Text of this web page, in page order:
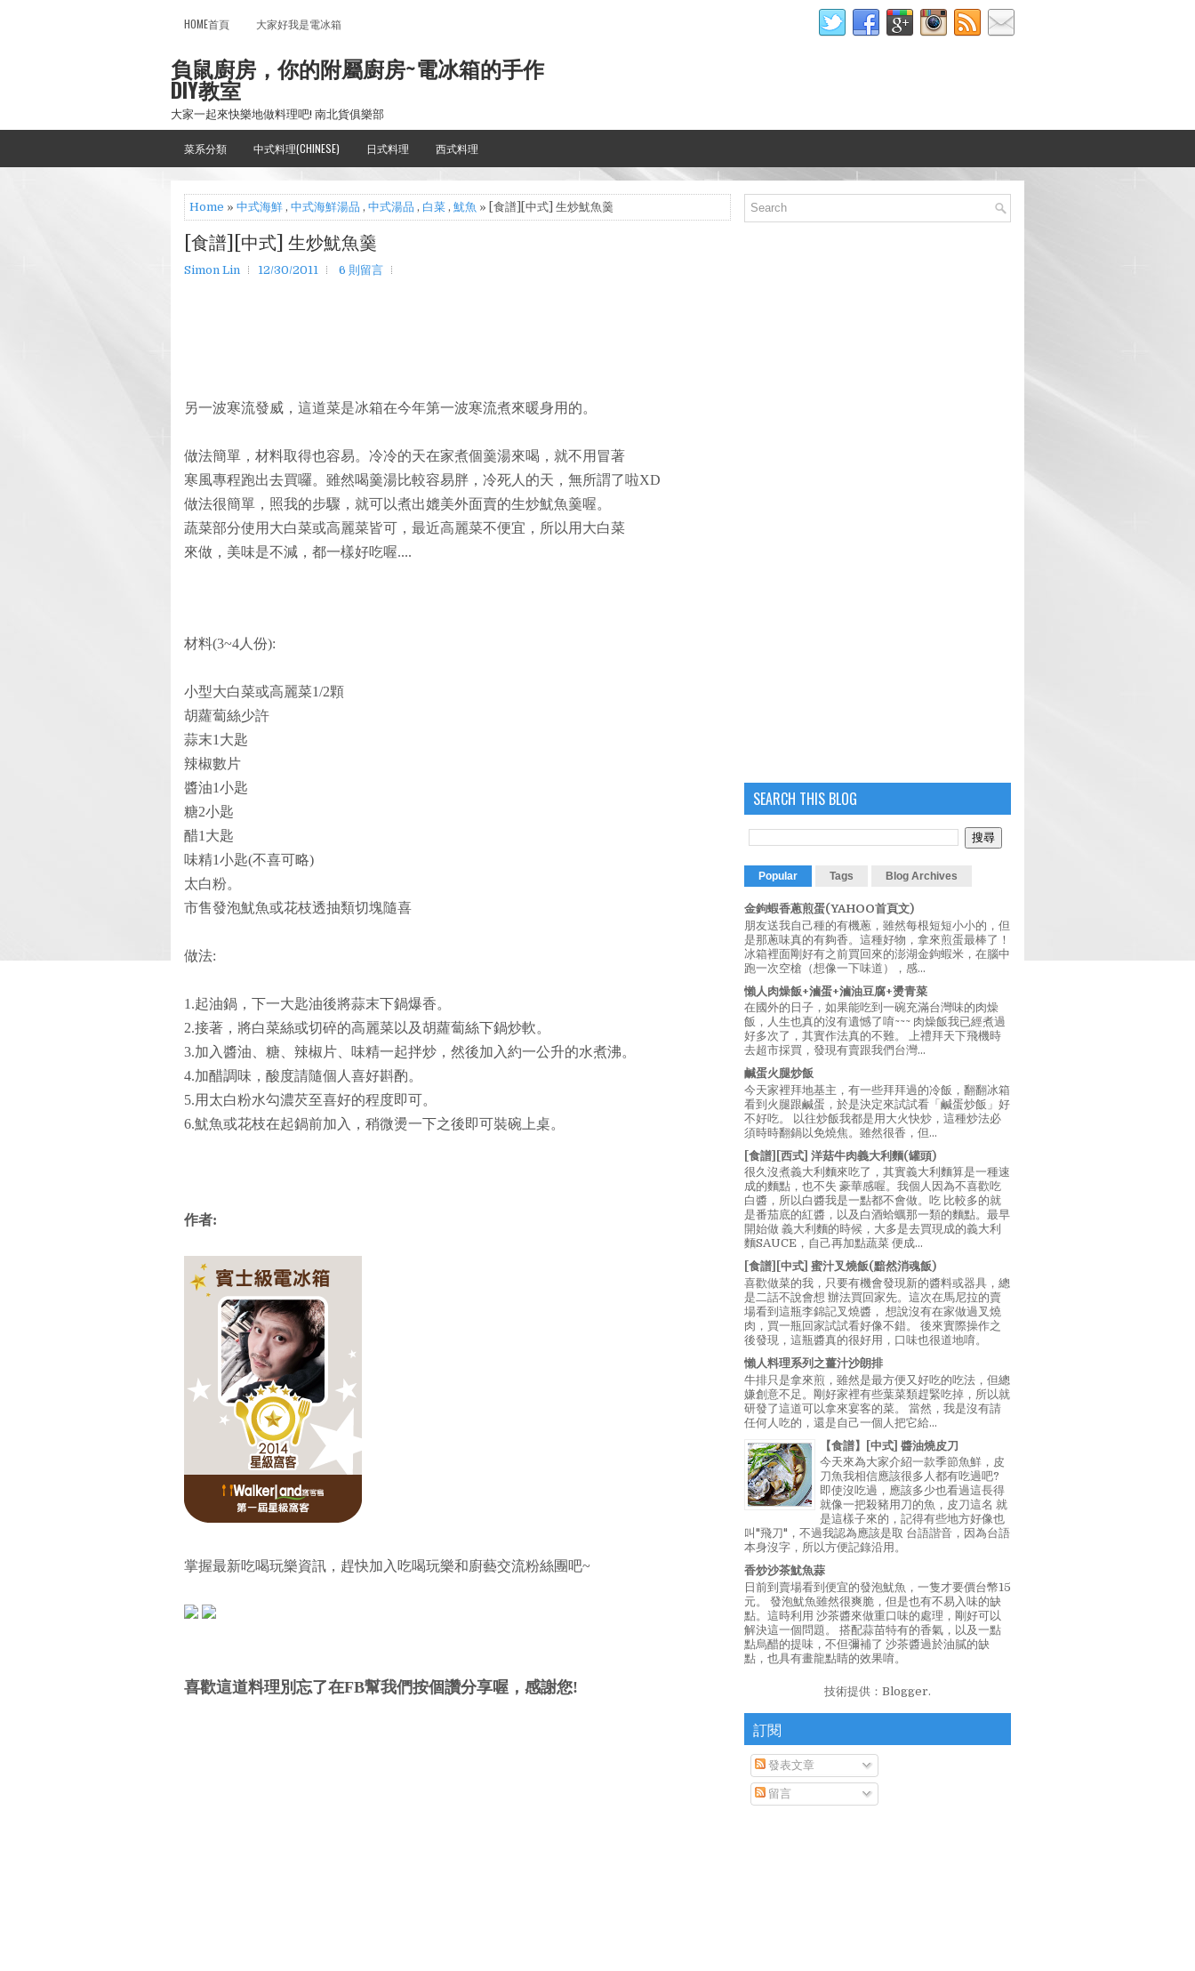
HOME首頁 大家好我是電冰箱
負鼠廚房，你的附屬廚房~電冰箱的手作
DIY教室
大家一起來快樂地做料理吧! 南北貨俱樂部
菜系分類 中式料理(CHINESE) 日式料理 西式料理
Home » 中式海鮮 , 中式海鮮湯品 , 中式湯品 , 白菜 , 魷魚 » [食譜][中式] 生炒魷魚羹
[食譜][中式] 生炒魷魚羹
Simon Lin 12/30/2011 6 則留言
另一波寒流發威，這道菜是冰箱在今年第一波寒流煮來暖身用的。
做法簡單，材料取得也容易。冷冷的天在家煮個羹湯來喝，就不用冒著
寒風專程跑出去買囉。雖然喝羹湯比較容易胖，冷死人的天，無所謂了啦XD
做法很簡單，照我的步驟，就可以煮出媲美外面賣的生炒魷魚羹喔。
蔬菜部分使用大白菜或高麗菜皆可，最近高麗菜不便宜，所以用大白菜
來做，美味是不減，都一樣好吃喔....
材料(3~4人份):
小型大白菜或高麗菜1/2顆
胡蘿蔔絲少許
蒜末1大匙
辣椒數片
醬油1小匙
糖2小匙
醋1大匙
味精1小匙(不喜可略)
太白粉。
市售發泡魷魚或花枝透抽類切塊隨喜
做法:
1.起油鍋，下一大匙油後將蒜末下鍋爆香。
2.接著，將白菜絲或切碎的高麗菜以及胡蘿蔔絲下鍋炒軟。
3.加入醬油、糖、辣椒片、味精一起拌炒，然後加入約一公升的水煮沸。
4.加醋調味，酸度請隨個人喜好斟酌。
5.用太白粉水勾濃芡至喜好的程度即可。
6.魷魚或花枝在起鍋前加入，稍微燙一下之後即可裝碗上桌。
作者:
掌握最新吃喝玩樂資訊，趕快加入吃喝玩樂和廚藝交流粉絲團吧~
喜歡這道料理別忘了在FB幫我們按個讚分享喔，感謝您!
SEARCH THIS BLOG
Popular Tags Blog Archives
金鉤蝦香蔥煎蛋(YAHOO首頁文)
朋友送我自己種的有機蔥，雖然每根短短小小的，但
是那蔥味真的有夠香。這種好物，拿來煎蛋最棒了！
冰箱裡面剛好有之前買回來的澎湖金鉤蝦米，在腦中
跑一次空槍（想像一下味道），感...
懶人肉燥飯+滷蛋+滷油豆腐+燙青菜
在國外的日子，如果能吃到一碗充滿台灣味的肉燥
飯，人生也真的沒有遺憾了唷~~~ 肉燥飯我已經煮過
好多次了，其實作法真的不難。 上禮拜天下飛機時
去超市採買，發現有賣跟我們台灣...
鹹蛋火腿炒飯
今天家裡拜地基主，有一些拜拜過的冷飯，翻翻冰箱
看到火腿跟鹹蛋，於是決定來試試看「鹹蛋炒飯」好
不好吃。 以往炒飯我都是用大火快炒，這種炒法必
須時時翻鍋以免燒焦。雖然很香，但...
[食譜][西式] 洋菇牛肉義大利麵(罐頭)
很久沒煮義大利麵來吃了，其實義大利麵算是一種速
成的麵點，也不失 豪華感喔。我個人因為不喜歡吃
白醬，所以白醬我是一點都不會做。吃 比較多的就
是番茄底的紅醬，以及白酒蛤蠣那一類的麵點。最早
開始做 義大利麵的時候，大多是去買現成的義大利
麵SAUCE，自己再加點蔬菜 便成...
[食譜][中式] 蜜汁叉燒飯(黯然消魂飯)
喜歡做菜的我，只要有機會發現新的醬料或器具，總
是二話不說會想 辦法買回家先。這次在馬尼拉的賣
場看到這瓶李錦記叉燒醬， 想說沒有在家做過叉燒
肉，買一瓶回家試試看好像不錯。 後來實際操作之
後發現，這瓶醬真的很好用，口味也很道地唷。
懶人料理系列之薑汁沙朗排
牛排只是拿來煎，雖然是最方便又好吃的吃法，但總
嫌創意不足。剛好家裡有些葉菜類趕緊吃掉，所以就
研發了這道可以拿來宴客的菜。 當然，我是沒有請
任何人吃的，還是自己一個人把它給...
【食譜】[中式] 醬油燒皮刀
今天來為大家介紹一款季節魚鮮，皮
刀魚我相信應該很多人都有吃過吧?
即使沒吃過，應該多少也看過這長得
就像一把殺豬用刀的魚，皮刀這名 就
是這樣子來的，記得有些地方好像也
叫"飛刀"，不過我認為應該是取 台語諧音，因為台語
本身沒字，所以方便記錄沿用。
香炒沙茶魷魚蒜
日前到賣場看到便宜的發泡魷魚，一隻才要價台幣15
元。 發泡魷魚雖然很爽脆，但是也有不易入味的缺
點。這時利用 沙茶醬來做重口味的處理，剛好可以
解決這一個問題。 搭配蒜苗特有的香氣，以及一點
點烏醋的提味，不但彌補了 沙茶醬過於油膩的缺
點，也具有畫龍點睛的效果唷。
技術提供： Blogger.
訂閱
發表文章
留言